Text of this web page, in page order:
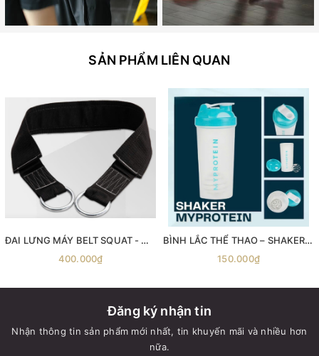
SẢN PHẨM LIÊN QUAN
ĐAI LƯNG MÁY BELT SQUAT - Máy gánh đùi với dây đai Belt Squat
400.000₫
BÌNH LẮC THỂ THAO – SHAKER MYPROTEIN 600ML
150.000₫
Đăng ký nhận tin
Nhận thông tin sản phẩm mới nhất, tin khuyến mãi và nhiều hơn
nữa.